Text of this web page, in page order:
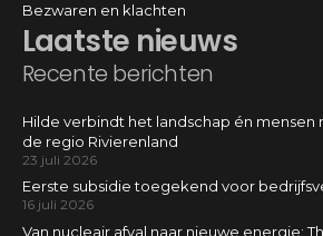
Laatste nieuws
Recente berichten
Hilde verbindt het landschap én mensen
de regio Rivierenland
23 juli 2026
Eerste subsidie toegekend voor
16 juli 2026
Van nucleair afval naar nieuwe energie:
Bezwaren en klachten